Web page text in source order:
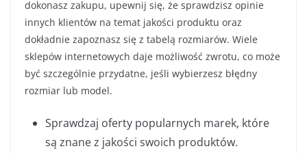
dokonasz zakupu, upewnij się, że sprawdzisz opinie
innych klientów na temat jakości produktu oraz
dokładnie zapoznasz się z tabelą rozmiarów. Wiele
sklepów internetowych daje możliwość zwrotu, co może
być szczególnie przydatne, jeśli wybierzesz błędny
rozmiar lub model.
Sprawdzaj oferty popularnych marek, które
są znane z jakości swoich produktów.